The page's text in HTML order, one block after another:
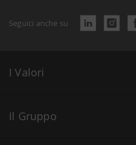
Seguici anche su
I Valori
Il Gruppo